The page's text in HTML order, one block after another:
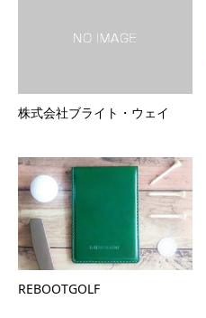
株式会社ブライト・ウェイ
REBOOTGOLF